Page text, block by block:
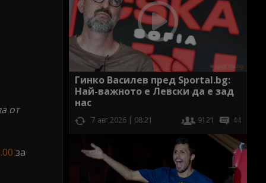
от
за
Гинко Василев пред Sportal.bg:
Най-важното е Левски да е зад
нас
7 авг 2026 | 08:21 9121 44